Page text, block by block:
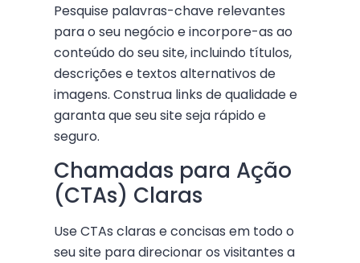
Pesquise palavras-chave relevantes
para o seu negócio e incorpore-as ao
conteúdo do seu site, incluindo títulos,
descrições e textos alternativos de
imagens. Construa links de qualidade e
garanta que seu site seja rápido e
seguro.
Chamadas para Ação
(CTAs) Claras
Use CTAs claras e concisas em todo o
seu site para direcionar os visitantes a